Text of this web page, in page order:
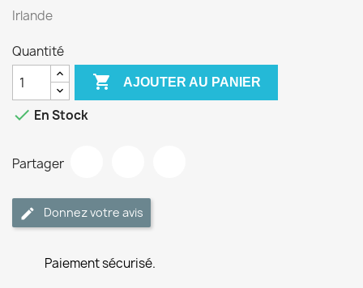
Irlande
Quantité
 AJOUTER AU PANIER
 En Stock
Partager
Donnez votre avis
Paiement sécurisé.